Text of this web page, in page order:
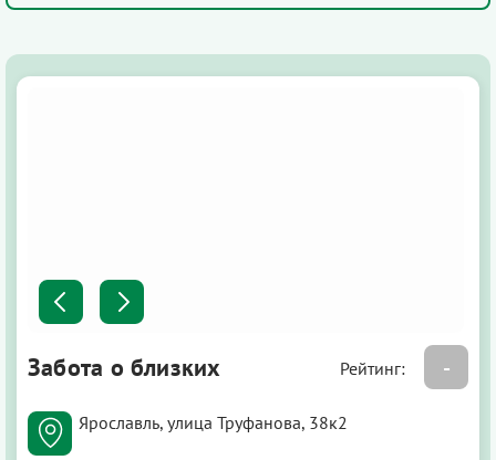
Забота о близких Рейтинг: -
Ярославль, улица Труфанова, 38к2